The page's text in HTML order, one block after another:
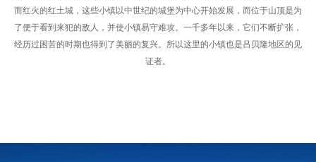
而红火的红土城，这些小镇以中世纪的城堡为中心开始发展，而位于山顶是为
了便于看到来犯的敌人，并使小镇易守难攻。一千多年以来，它们不断扩张，
经历过困苦的时期也得到了美丽的复兴。所以这里的小镇也是吕贝隆地区的见
证者。